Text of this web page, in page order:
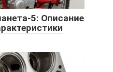
5: Описание